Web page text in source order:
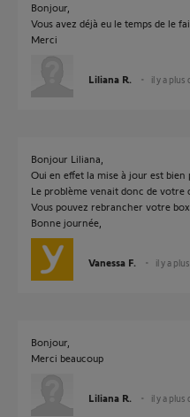
Bonjour,
Vous avez déjà eu le temps de le
Merci
Liliana R. il y a plus
Bonjour Liliana,
Oui en effet la mise à jour est bien
Le problème venait donc de votre
Vous pouvez rebrancher votre
Bonne journée,
Vanessa F. il y a
Bonjour,
Merci beaucoup
Liliana R. il y a plus